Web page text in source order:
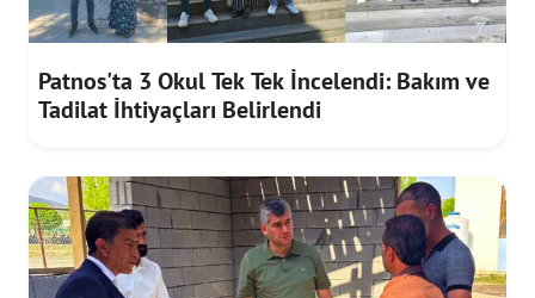
Patnos'ta 3 Okul Tek Tek İncelendi: Bakım ve
Tadilat İhtiyaçları Belirlendi